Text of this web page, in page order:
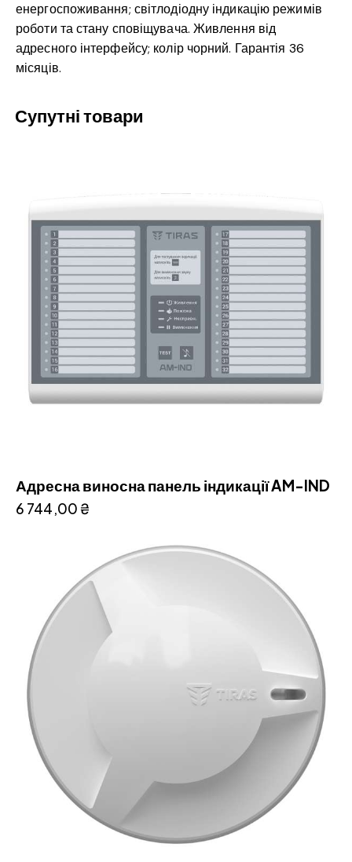
енергоспоживання; світлодіодну індикацію режимів
роботи та стану сповіщувача. Живлення від
адресного інтерфейсу; колір чорний. Гарантія 36
місяців.
Супутні товари
Адресна виносна панель індикації AM-IND
6 744,00₴